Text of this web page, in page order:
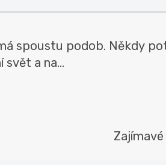
spoustu podob. Někdy
a na...